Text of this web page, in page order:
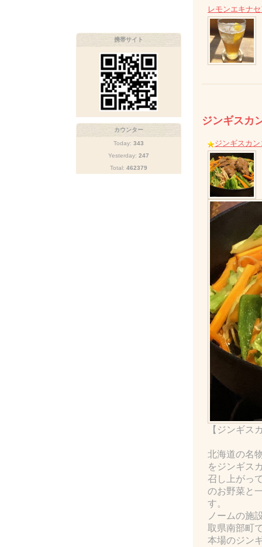
レモンエキナ
ジンギスカ
ジンギスカ
【ジンギ
北海道の名
をジンギス
召し上がっ
のお野菜と
す。
ノームの施
取県南部町
本場のジン
携帯サイト
カウンター
Today: 343
Yesterday: 247
Total: 462379